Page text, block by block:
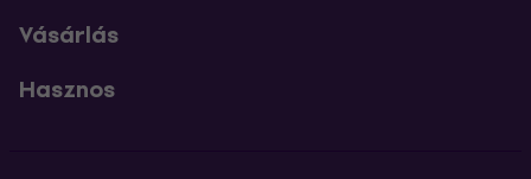
Vásárlás
Hasznos